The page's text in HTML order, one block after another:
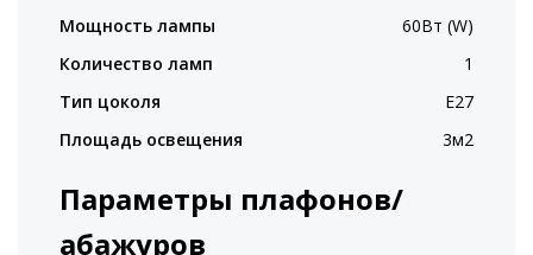
Мощность лампы
60Вт (W)
Количество ламп
1
Тип цоколя
E27
Площадь освещения
3м2
Параметры плафонов/
абажуров